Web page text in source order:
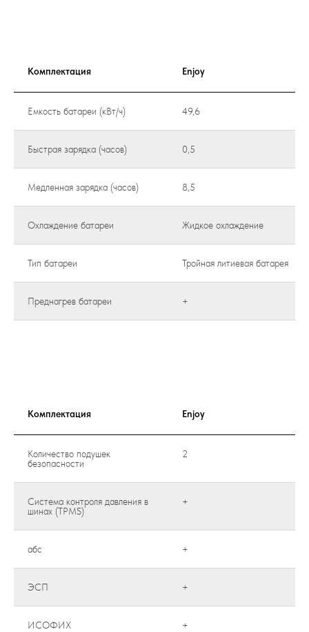
Комплектация Enjoy
Емкость батареи (кВт/ч) 49,6
Быстрая зарядка (часов) 0,5
Медленная зарядка (часов) 8,5
Охлаждение батареи Жидкое охлаждение
Тип батареи Тройная литиевая батарея
Преднагрев батареи +
Комплектация Enjoy
Количество подушек
безопасности
2
Система контроля давления в
шинах (TPMS)
+
абс +
ЭСП +
ИСОФИХ +